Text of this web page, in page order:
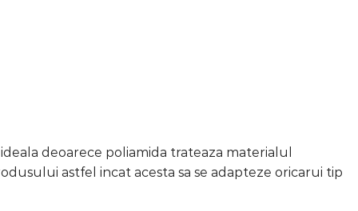
deoarece poliamida trateaza materialul
astfel incat acesta sa se adapteze oricarui tip